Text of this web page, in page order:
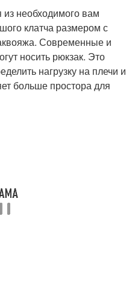
необходимого вам
клатча размером с
Современные и
носить рюкзак. Это
нагрузку на плечи и
больше простора для